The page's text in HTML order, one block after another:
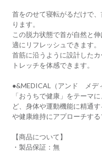
首をのせて寝転がるだけで
ります。
この脱力状態で首が自然と
適にリフレッシュできます。
首筋に沿うように設計した
トレッチを体感できます。
●&MEDICAL（アンド メデ
「おうちで健康」をテーマ
ど、身体や運動機能に精通
や健康維持にアプローチする
【商品について】
・製品保証：無